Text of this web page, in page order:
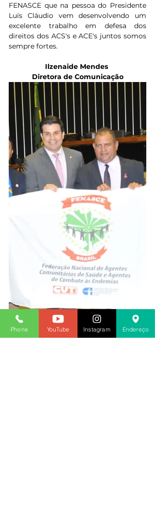
FENASCE que na pessoa do Presidente
Luís Cláudio vem desenvolvendo um
excelente trabalho em defesa dos
direitos dos ACS's e ACE's juntos somos
sempre fortes.
Ilzenaide Mendes
Diretora de Comunicação
Phone YouTube Instagram Endereço